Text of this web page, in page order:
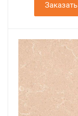
Заказать